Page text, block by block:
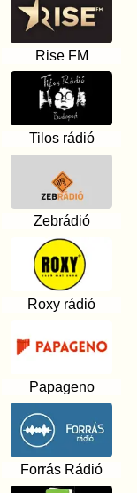
Rise FM
Tilos rádió
Zebrádió
Roxy rádió
Papageno
Forrás Rádió